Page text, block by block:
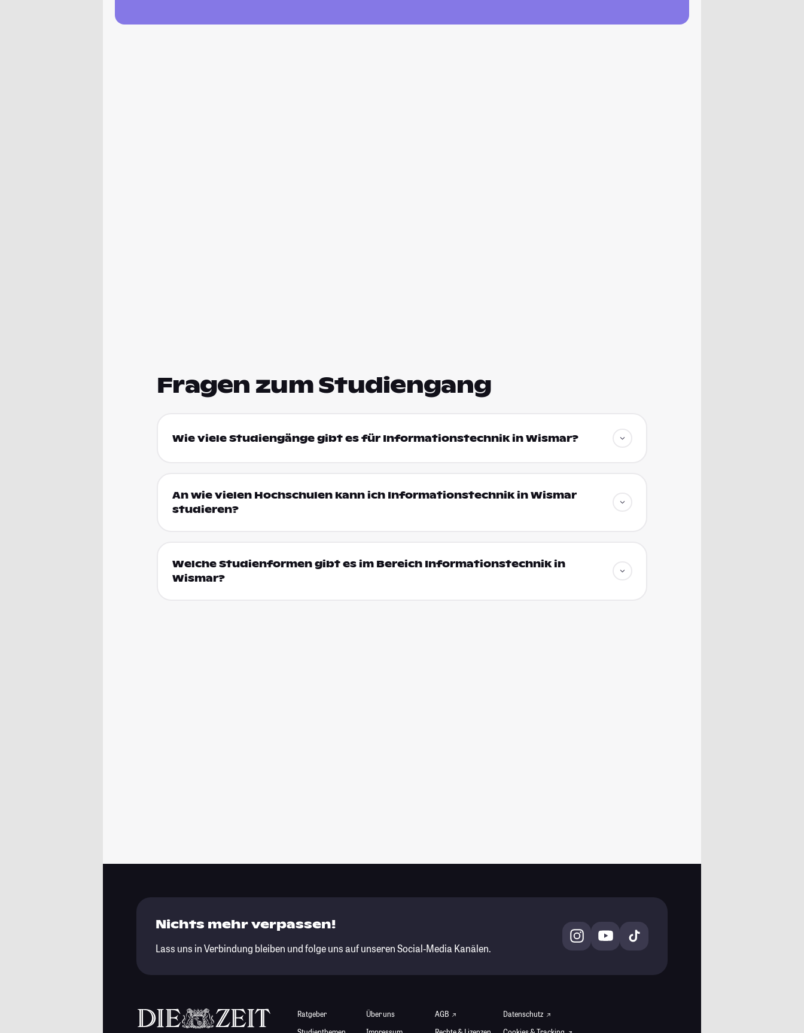
Fragen zum Studiengang
Wie viele Studiengänge gibt es für Informationstechnik in Wismar?
An wie vielen Hochschulen kann ich Informationstechnik in Wismar
studieren?
Welche Studienformen gibt es im Bereich Informationstechnik in
Wismar?
Nichts mehr verpassen!
Lass uns in Verbindung bleiben und folge uns auf unseren Social-Media Kanälen.
Ratgeber
Über uns
AGB
Datenschutz